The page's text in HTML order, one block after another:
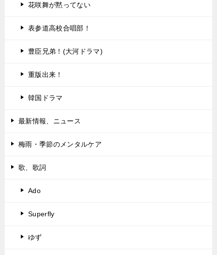
花咲舞が黙ってない
表参道高校合唱部！
豊臣兄弟！(大河ドラマ)
重版出来！
韓国ドラマ
最新情報、ニュース
梅雨・季節のメンタルケア
歌、歌詞
Ado
Superfly
ゆず